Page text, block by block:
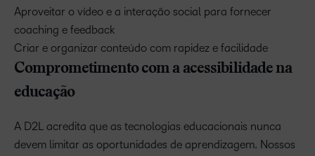
Aproveitar o vídeo e a interação social para fornecer
coaching e feedback
Criar e organizar conteúdo com rapidez e facilidade
Comprometimento com a acessibilidade na
educação
A D2L acredita que as tecnologias educacionais nunca
devem limitar as oportunidades de aprendizagem. Nossos